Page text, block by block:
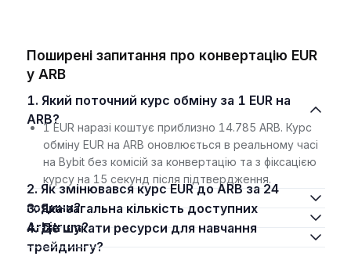
Поширені запитання про конвертацію EUR
у ARB
1. Який поточний курс обміну за 1 EUR на
ARB?
1 EUR наразі коштує приблизно 14.785 ARB. Курс
обміну EUR на ARB оновлюється в реальному часі
на Bybit без комісій за конвертацію та з фіксацією
курсу на 15 секунд після підтвердження.
2. Як змінювався курс EUR до ARB за 24
години?
3. Яка загальна кількість доступних
Arbitrum?
4. Де шукати ресурси для навчання
трейдингу?